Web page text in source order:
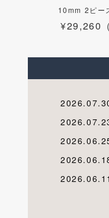
10mm 2ピー
¥29,260
2026.06.11